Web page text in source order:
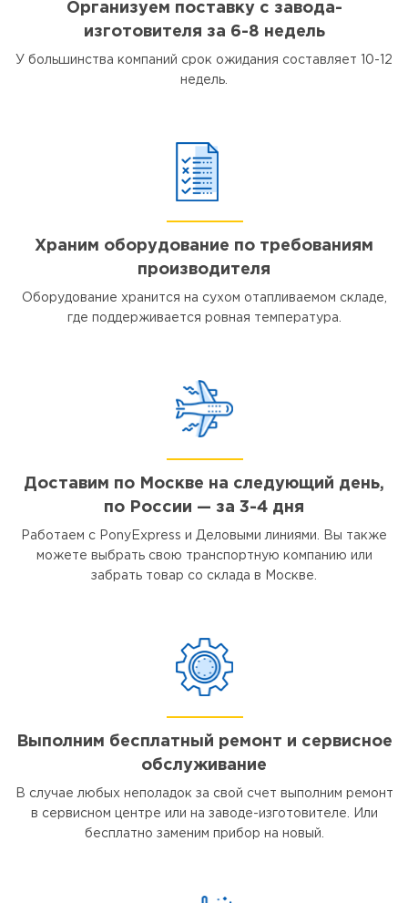
Организуем поставку с завода-
изготовителя за 6-8 недель
У большинства компаний срок ожидания составляет 10-12
недель.
Храним оборудование по требованиям
производителя
Оборудование хранится на сухом отапливаемом складе,
где поддерживается ровная температура.
Доставим по Москве на следующий день,
по России — за 3-4 дня
Работаем с PonyExpress и Деловыми линиями. Вы также
можете выбрать свою транспортную компанию или
забрать товар со склада в Москве.
Выполним бесплатный ремонт и сервисное
обслуживание
В случае любых неполадок за свой счет выполним ремонт
в сервисном центре или на заводе-изготовителе. Или
бесплатно заменим прибор на новый.